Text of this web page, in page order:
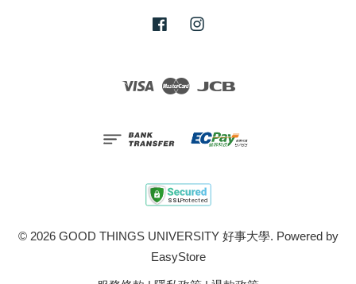
Facebook
Visa Master
© 2026 GOOD THINGS UNIVERSITY 好事大學. Powered by
EasyStore